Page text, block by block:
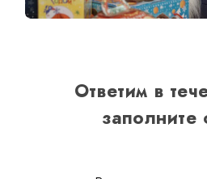
Ответим в
заполните